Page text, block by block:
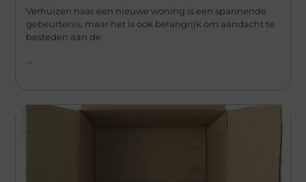
Verhuizen naar een nieuwe woning is een spannende
gebeurtenis, maar het is ook belangrijk om aandacht te
besteden aan de